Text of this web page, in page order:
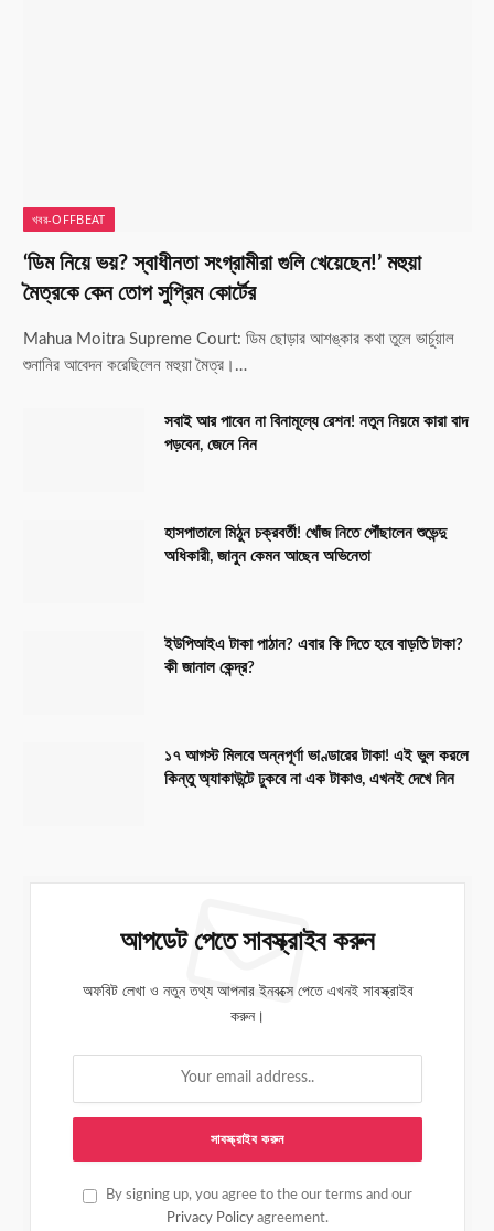
খবর-OFFBEAT
‘ডিম নিয়ে ভয়? স্বাধীনতা সংগ্রামীরা গুলি খেয়েছেন!’ মহুয়া
মৈত্রকে কেন তোপ সুপ্রিম কোর্টের
Mahua Moitra Supreme Court: ডিম ছোড়ার আশঙ্কার কথা তুলে ভার্চুয়াল
শুনানির আবেদন করেছিলেন মহুয়া মৈত্র।…
সবাই আর পাবেন না বিনামূল্যে রেশন! নতুন নিয়মে কারা বাদ
পড়বেন, জেনে নিন
হাসপাতালে মিঠুন চক্রবর্তী! খোঁজ নিতে পৌঁছালেন শুভেন্দু
অধিকারী, জানুন কেমন আছেন অভিনেতা
ইউপিআইএ টাকা পাঠান? এবার কি দিতে হবে বাড়তি টাকা?
কী জানাল কেন্দ্র?
১৭ আগস্ট মিলবে অন্নপূর্ণা ভাণ্ডারের টাকা! এই ভুল করলে
কিন্তু অ্যাকাউন্টে ঢুকবে না এক টাকাও, এখনই দেখে নিন
আপডেট পেতে সাবস্ক্রাইব করুন
অফবিট লেখা ও নতুন তথ্য আপনার ইনবক্সে পেতে এখনই সাবস্ক্রাইব
করুন।
By signing up, you agree to the our terms and our
Privacy Policy agreement.